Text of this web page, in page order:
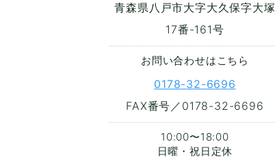
青森県八戸市大字大久保字大塚
17番-161号
お問い合わせはこちら
0178-32-6696
FAX番号／0178-32-6696
10:00〜18:00
日曜・祝日定休